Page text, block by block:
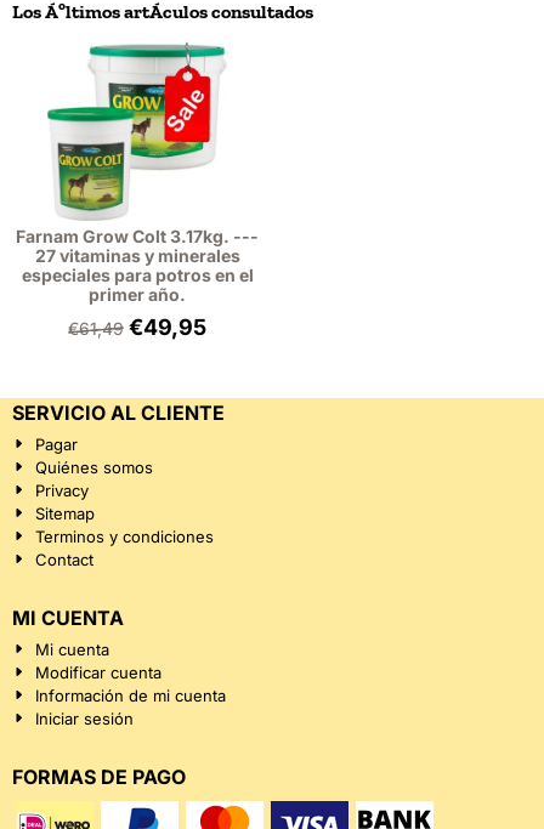
Los Áºltimos artÁ­culos consultados
Farnam Grow Colt 3.17kg. ---
27 vitaminas y minerales
especiales para potros en el
primer año.
€61,49 €49,95
SERVICIO AL CLIENTE
Pagar
Quiénes somos
Privacy
Sitemap
Terminos y condiciones
Contact
MI CUENTA
Mi cuenta
Modificar cuenta
Información de mi cuenta
Iniciar sesión
FORMAS DE PAGO